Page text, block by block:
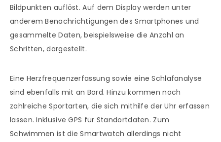
Bildpunkten auflöst. Auf dem Display werden unter
anderem Benachrichtigungen des Smartphones und
gesammelte Daten, beispielsweise die Anzahl an
Schritten, dargestellt.
Eine Herzfrequenzerfassung sowie eine Schlafanalyse
sind ebenfalls mit an Bord. Hinzu kommen noch
zahlreiche Sportarten, die sich mithilfe der Uhr erfassen
lassen. Inklusive GPS für Standortdaten. Zum
Schwimmen ist die Smartwatch allerdings nicht